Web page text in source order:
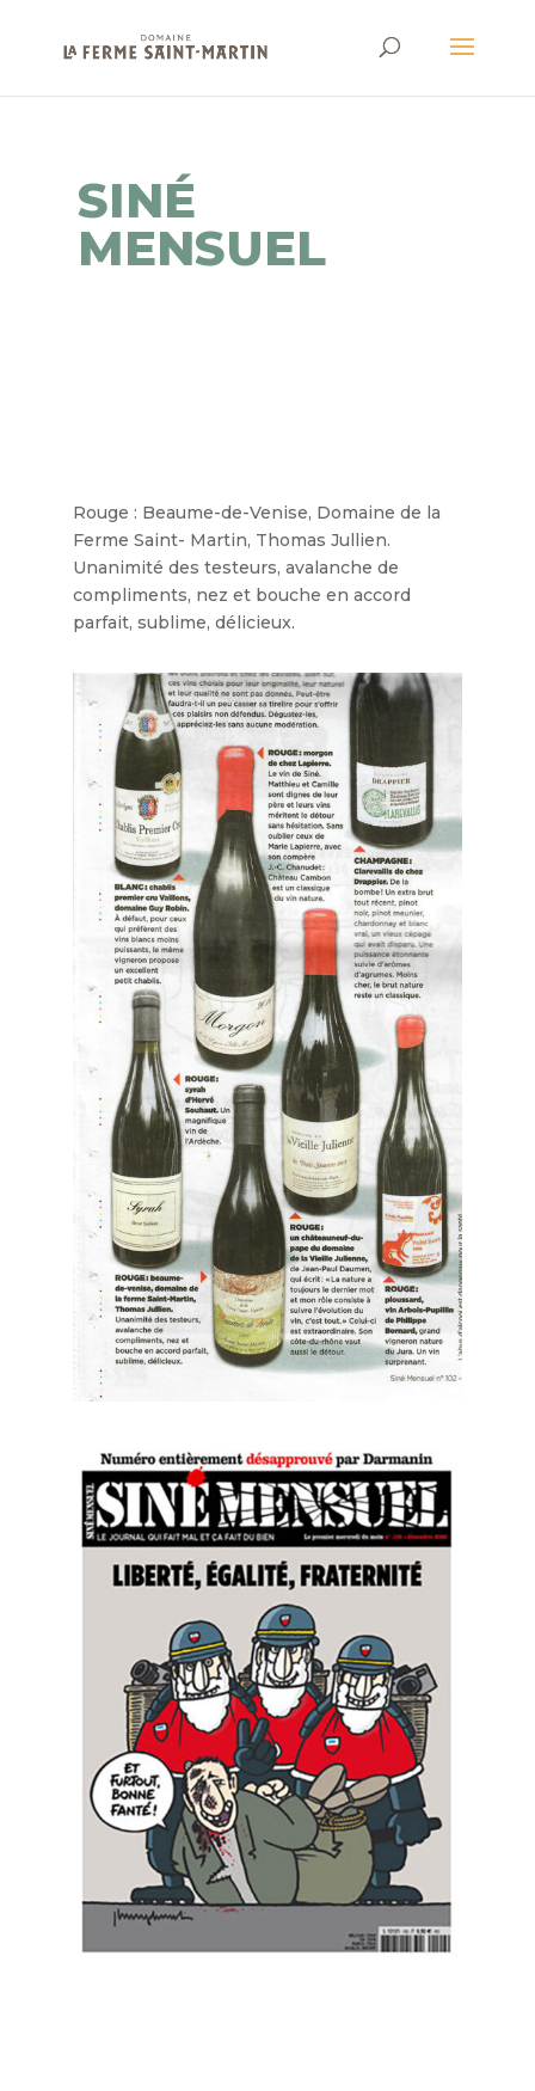
SINÉ
MENSUEL
Rouge : Beaume-de-Venise, Domaine de la
Ferme Saint- Martin, Thomas Jullien.
Unanimité des testeurs, avalanche de
compliments, nez et bouche en accord
parfait, sublime, délicieux.